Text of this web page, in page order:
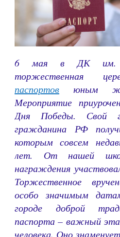
6 мая в ДК им.
торжественная
паспортов юным
Мероприятие
Дня Победы. Свой
гражданина РФ
которым совсем
лет. От нашей
награждения
Торжественное
особо значимым
городе доброй
паспорта – важный
человека. Оно